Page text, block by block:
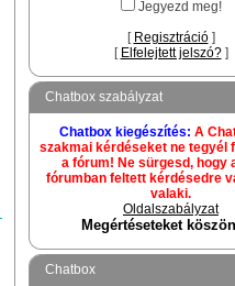
Jegyezd meg!
[ Regisztráció]
[ Elfelejtett jelszó?]
Chatbox szabályzat
Chatbox kiegészítés: A
szakmai kérdéseket ne tegyél
a fórum! Ne sürgesd, hogy
fórumban feltett kérdésedre
valaki.
Oldalszabályzat
Megértéseteket
Chatbox